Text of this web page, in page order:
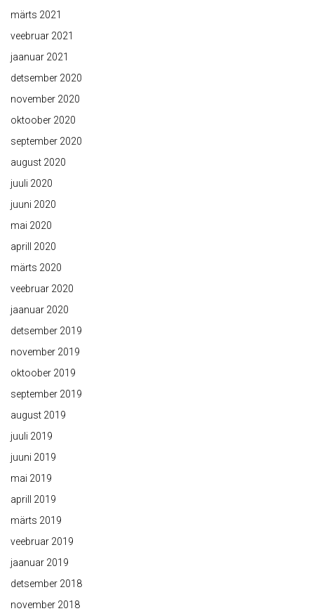
märts 2021
veebruar 2021
jaanuar 2021
detsember 2020
november 2020
oktoober 2020
september 2020
august 2020
juuli 2020
juuni 2020
mai 2020
aprill 2020
märts 2020
veebruar 2020
jaanuar 2020
detsember 2019
november 2019
oktoober 2019
september 2019
august 2019
juuli 2019
juuni 2019
mai 2019
aprill 2019
märts 2019
veebruar 2019
jaanuar 2019
detsember 2018
november 2018